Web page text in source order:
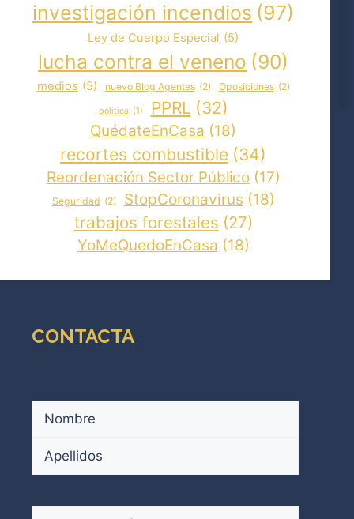
investigación incendios (97)
Ley de Cuerpo Especial (5)
lucha contra el veneno (90)
medios (5) nuevo Blog Agentes (2) Oposiciones (2)
politica (1) PPRL (32)
QuédateEnCasa (18)
recortes combustible (34)
Reordenación Sector Público (17)
Seguridad (2) StopCoronavirus (18)
trabajos forestales (27)
YoMeQuedoEnCasa (18)
CONTACTA
Nombre
Nombre
Correo